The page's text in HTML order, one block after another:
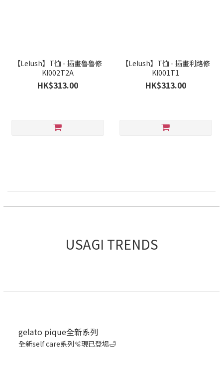
【Lelush】T恤 - 插畫魯魯修
KI002T2A
HK$313.00
【Lelush】T恤 - 插畫利路修
KI001T1
HK$313.00
USAGI TRENDS
gelato pique全新系列
全新self care系列🫧現已登場🛁